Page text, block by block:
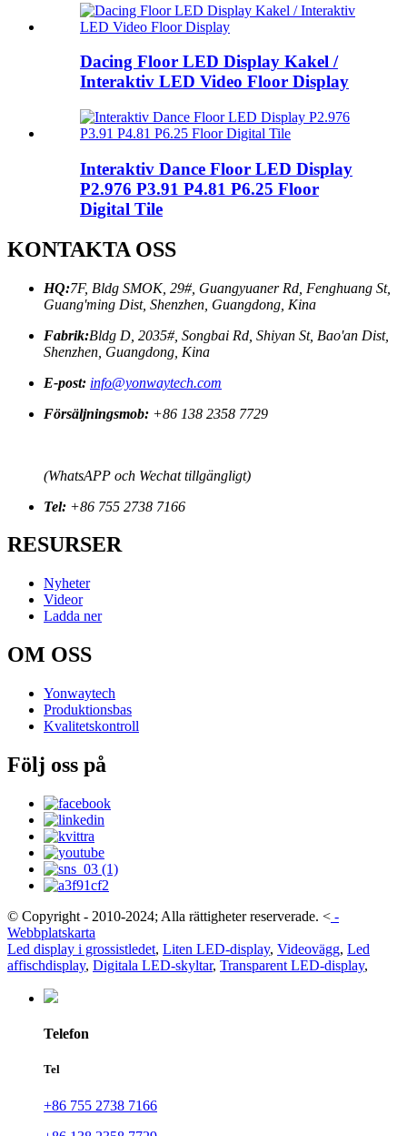
Dacing Floor LED Display Kakel /
Interaktiv LED Video Floor Display
Interaktiv Dance Floor LED Display
P2.976 P3.91 P4.81 P6.25 Floor
Digital Tile
KONTAKTA OSS
HQ:7F, Bldg SMOK, 29#, Guangyuaner Rd, Fenghuang St,
Guang'ming Dist, Shenzhen, Guangdong, Kina
Fabrik:Bldg D, 2035#, Songbai Rd, Shiyan St, Bao'an Dist,
Shenzhen, Guangdong, Kina
E-post: info@yonwaytech.com
Försäljningsmob: +86 138 2358 7729
(WhatsAPP och Wechat tillgängligt)
Tel: +86 755 2738 7166
RESURSER
Nyheter
Videor
Ladda ner
OM OSS
Yonwaytech
Produktionsbas
Kvalitetskontroll
Följ oss på
© Copyright - 2010-2024; Alla rättigheter reserverade. < -
Webbplatskarta
Led display i grossistledet, Liten LED-display, Videovägg, Led
affischdisplay, Digitala LED-skyltar, Transparent LED-display,
Telefon
Tel
+86 755 2738 7166